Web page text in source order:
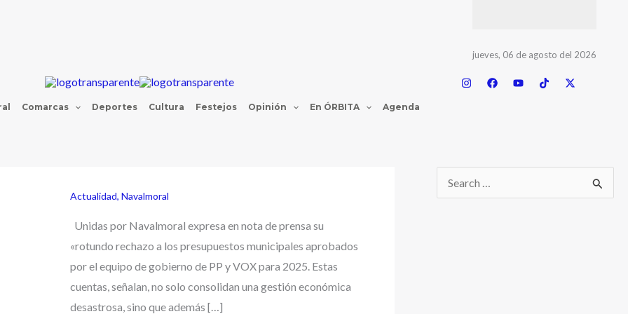
jueves, 06 de agosto del 2026
Comarcas Deportes Cultura Festejos Opinión En ÓRBITA Agenda
Actualidad, Navalmoral
Unidas por Navalmoral expresa en nota de prensa su
«rotundo rechazo a los presupuestos municipales aprobados
por el equipo de gobierno de PP y VOX para 2025. Estas
cuentas, señalan, no solo consolidan una gestión económica
desastrosa, sino que además […]